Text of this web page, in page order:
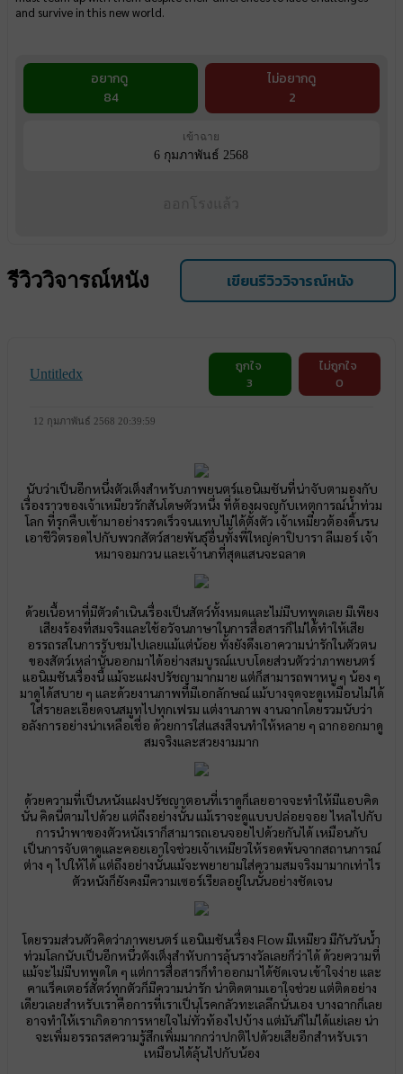
and survive in this new world.
อยากดู
84
ไม่อยากดู
2
เข้าฉาย
6 กุมภาพันธ์ 2568
รีวิววิจารณ์หนัง เขียนรีวิววิจารณ์หนัง
Untitledx
ถูกใจ
3
ไม่ถูกใจ
0
12 กุมภาพันธ์ 2568 20:39:59
นับว่าเป็นอีกหนึ่งตัวเต็งสำหรับภาพยนตร์แอนิเมชันที่น่าจับตามองกับ
เรื่องราวของเจ้าเหมียวรักสันโดษตัวหนึ่ง ที่ต้องผจญกับเหตุการณ์น้ำท่วม
โลก ที่รุกคืบเข้ามาอย่างรวดเร็วจนแทบไม่ได้ตั้งตัว เจ้าเหมียวต้องดิ้นรน
เอาชีวิตรอดไปกับพวกสัตว์สายพันธุ์อื่นทั้งพี่ใหญ่คาปิบารา ลีเมอร์ เจ้า
หมาจอมกวน และเจ้านกที่สุดแสนจะฉลาด
ด้วยเนื้อหาที่มีตัวดำเนินเรื่องเป็นสัตว์ทั้งหมดและไม่มีบทพูดเลย มีเพียง
เสียงร้องที่สมจริงและใช้อวัจนภาษาในการสื่อสารก็ไม่ได้ทำให้เสีย
อรรถรสในการรับชมไปเลยแม้แต่น้อย ทั้งยังดึงเอาความน่ารักในตัวตน
ของสัตว์เหล่านั้นออกมาได้อย่างสมบูรณ์แบบโดยส่วนตัวว่าภาพยนตร์
แอนิเมชันเรื่องนี้ แม้จะแฝงปรัชญามากมาย แต่ก็สามารถพาหนู ๆ น้อง ๆ
มาดูได้สบาย ๆ และด้วยงานภาพที่มีเอกลักษณ์ แม้บางจุดจะดูเหมือนไม่ได้
ใส่รายละเอียดจนสมูทไปทุกเฟรม แต่งานภาพ งานฉากโดยรวมนับว่า
อลังการอย่างน่าเหลือเชื่อ ด้วยการใส่แสงสีจนทำให้หลาย ๆ ฉากออกมาดู
สมจริงและสวยงามมาก
ด้วยความที่เป็นหนังแฝงปรัชญาตอนที่เราดูก็เลยอาจจะทำให้มีแอบคิด
นั่น คิดนี่ตามไปด้วย แต่ถึงอย่างนั้น แม้เราจะดูแบบปล่อยจอย ไหลไปกับ
การนำพาของตัวหนังเราก็สามารถเอนจอยไปด้วยกันได้ เหมือนกับ
เป็นการจับตาดูและคอยเอาใจช่วยเจ้าเหมียวให้รอดพ้นจากสถานการณ์
ต่าง ๆ ไปให้ได้ แต่ถึงอย่างนั้นแม้จะพยายามใส่ความสมจริงมามากเท่าไร
ตัวหนังก็ยังคงมีความเซอร์เรียลอยู่ในนั้นอย่างชัดเจน
โดยรวมส่วนตัวคิดว่าภาพยนตร์ แอนิเมชันเรื่อง Flow มีเหมียว มีกันวันน้ำ
ท่วมโลกนับเป็นอีกหนึ่วตังเต็งสำหับการลุ้นรางวัลเลยก็ว่าได้ ด้วยความที่
แม้จะไม่มีบทพูดใด ๆ แต่การสื่อสารก็ทำออกมาได้ชัดเจน เข้าใจง่าย และ
คาแร็คเตอร์สัตว์ทุกตัวก็มีความน่ารัก น่าติดตามเอาใจช่วย แต่ติดอย่าง
เดียวเลยสำหรับเราคือการที่เราเป็นโรคกลัวทะเลลึกนั่นเอง บางฉากก็เลย
อาจทำให้เราเกิดอาการหายใจไม่ทั่วท้องไปบ้าง แต่มันก็ไม่ได้แย่เลย น่า
จะเพิ่มอรรถรสความรู้สึกเพิ่มมากกว่าปกติไปด้วยเสียอีกสำหรับเรา
เหมือนได้ลุ้นไปกับน้อง